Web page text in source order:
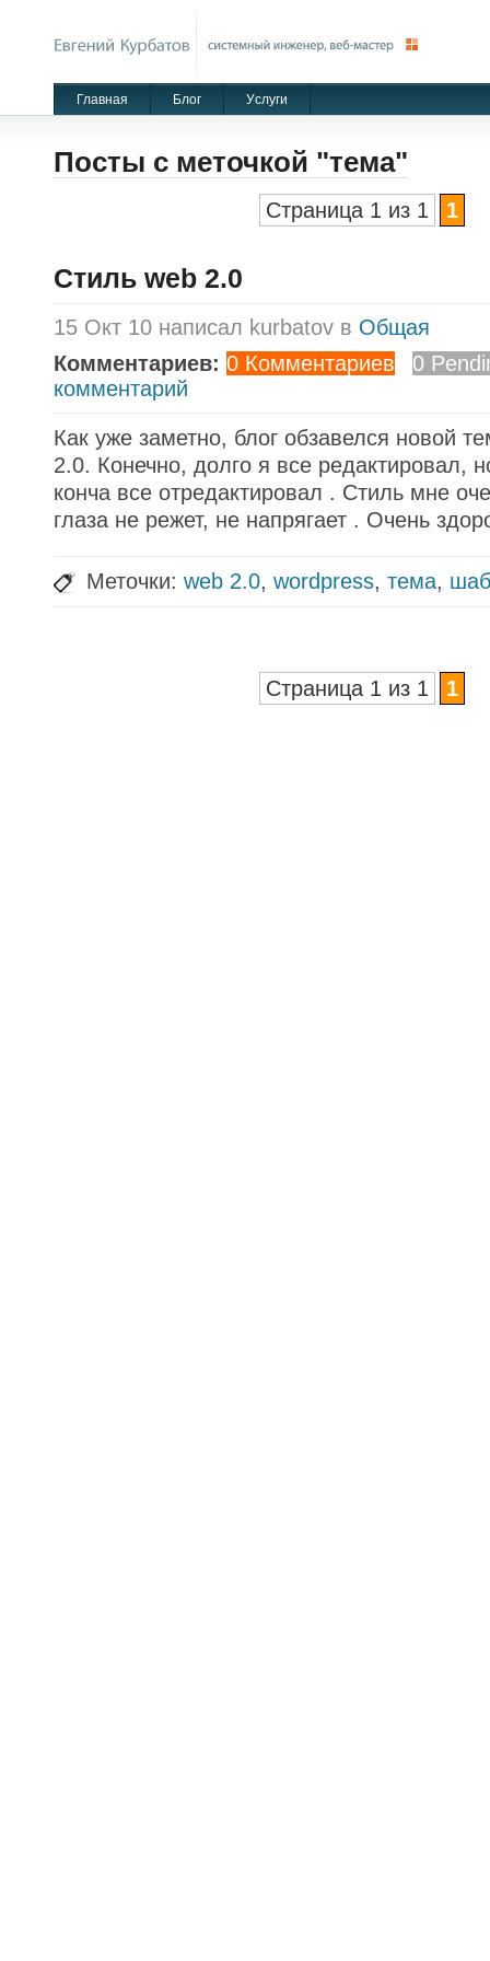
Главная Блог Уcлуги
Посты с меточкой "тема"
Страница 1 из 1 1
Стиль web 2.0
15 Окт 10 написал kurbatov в Общая
Комментариев: 0 Комментариев
0
комментарий
Как уже заметно, блог обзавелся новой
2.0. Конечно, долго я все редактировал,
конча все отредактировал . Стиль мне
глаза не режет, не напрягает . Очень
Меточки: web 2.0, wordpress, тема,
Страница 1 из 1 1